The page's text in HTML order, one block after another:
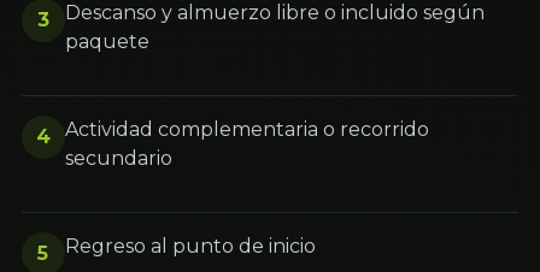
3
Descanso y almuerzo libre o incluido según
paquete
4
Actividad complementaria o recorrido
secundario
5 Regreso al punto de inicio